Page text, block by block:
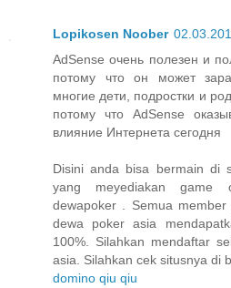
Lopikosen Noober
AdSense очень полезен и
потому что он может
многие дети, подростки и
потому что AdSense
влияние Интернета сегодня
Disini anda bisa bermain di
yang meyediakan game
dewapoker . Semua
dewa poker asia
100%. Silahkan mendaftar
asia. Silahkan cek situsnya di
domino qiu qiu